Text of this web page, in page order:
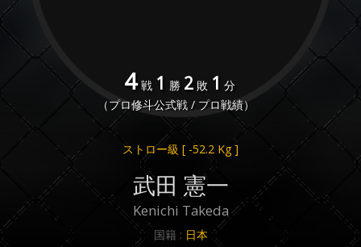
4 戦 1 勝 2 敗 1 分
（プロ修斗公式戦 / プロ戦績）
ストロー級 [ -52.2 Kg ]
武田 憲一
Kenichi Takeda
国籍 : 日本